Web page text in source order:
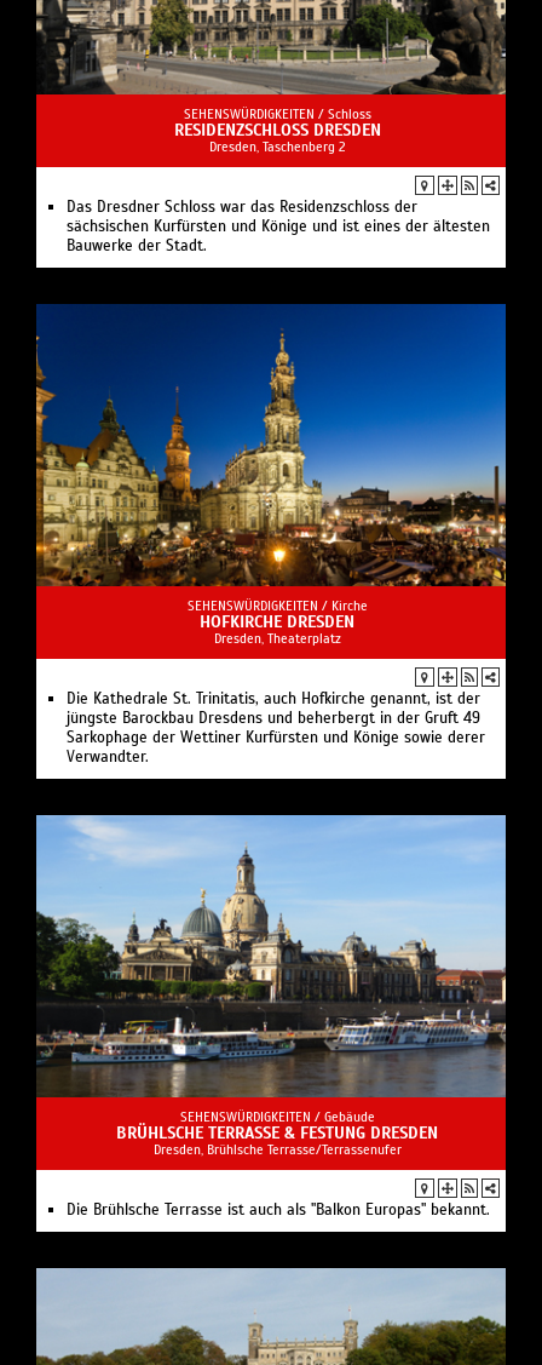
SEHENSWÜRDIGKEITEN / Schloss
RESIDENZSCHLOSS DRESDEN
Dresden, Taschenberg 2
Das Dresdner Schloss war das Residenzschloss der
sächsischen Kurfürsten und Könige und ist eines der ältesten
Bauwerke der Stadt.
SEHENSWÜRDIGKEITEN / Kirche
HOFKIRCHE DRESDEN
Dresden, Theaterplatz
Die Kathedrale St. Trinitatis, auch Hofkirche genannt, ist der
jüngste Barockbau Dresdens und beherbergt in der Gruft 49
Sarkophage der Wettiner Kurfürsten und Könige sowie derer
Verwandter.
SEHENSWÜRDIGKEITEN / Gebäude
BRÜHLSCHE TERRASSE & FESTUNG DRESDEN
Dresden, Brühlsche Terrasse/Terrassenufer
Die Brühlsche Terrasse ist auch als "Balkon Europas" bekannt.